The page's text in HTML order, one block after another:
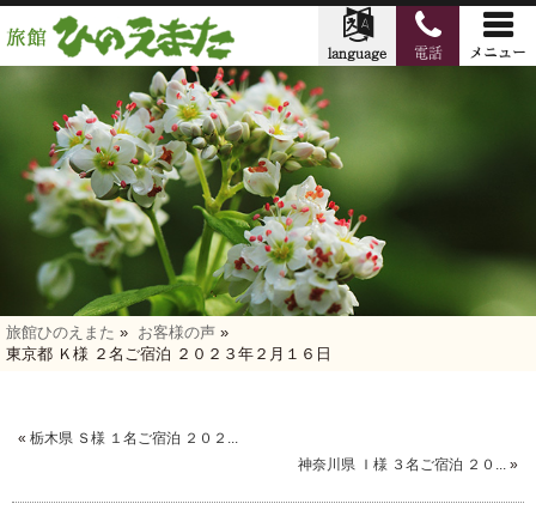
旅館ひのえまた » お客様の声 »
東京都 Ｋ様 ２名ご宿泊 ２０２３年２月１６日
« 栃木県 Ｓ様 １名ご宿泊 ２０２...
神奈川県 Ｉ様 ３名ご宿泊 ２０... »